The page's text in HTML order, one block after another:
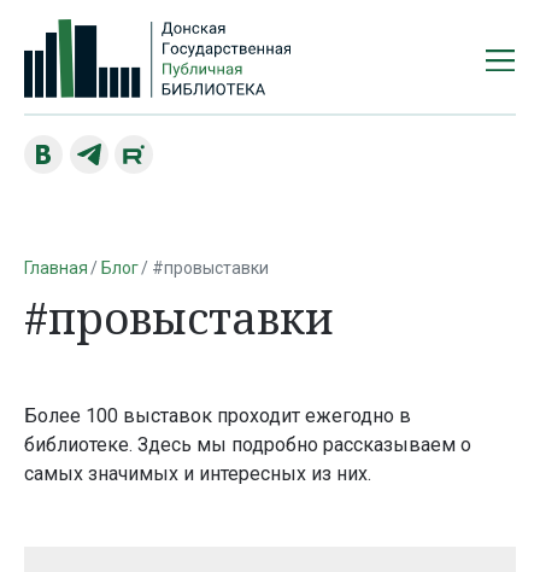
Главная Блог #провыставки
#провыставки
Более 100 выставок проходит ежегодно в
библиотеке. Здесь мы подробно рассказываем о
самых значимых и интересных из них.